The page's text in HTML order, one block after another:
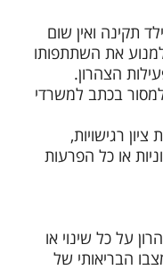
תקינה ואין שום
את השתתפותו
הצהרון.
בכתב למשרדי
רגישויות,
או כל הפרעות
על כל שינוי או
הבריאותי של